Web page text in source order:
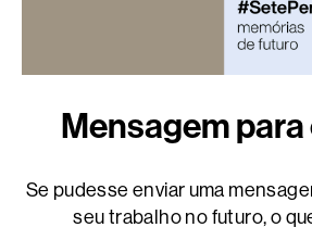
Mensagem
Se pudesse enviar uma
seu trabalho no futuro, o